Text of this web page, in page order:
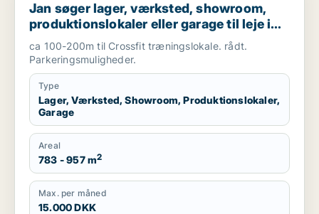
Jan søger lager, værksted, showroom,
produktionslokaler eller garage til leje i
Hørsholm eller Kokkedal
ca 100-200m til Crossfit træningslokale. rådt.
Parkeringsmuligheder.
Type
Lager, Værksted, Showroom, Produktionslokaler,
Garage
Areal
783 - 957 m2
Max. per måned
15.000 DKK